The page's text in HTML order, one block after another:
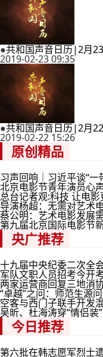
●共和国声音日历|2月
2019-02-23 09:35
●共和国声音日历|2月
2019-02-22 15:26
原创精品
习声回响｜习近平谈“一
北京电影节青年演员心
总台记者观:科技 让电
导演杨超：无需对艺术
蔡公明：艺术电影发展
第九届北京国际电影节
央广推荐
十九届中央纪委二次全
军队文职人员招考今开
两家运营商回复三地消
“卓越”之问：师范生源问
空客与西门子联手开发
吴昕、杜海涛穿“情侣装
今日推荐
第六批在韩志愿军烈士